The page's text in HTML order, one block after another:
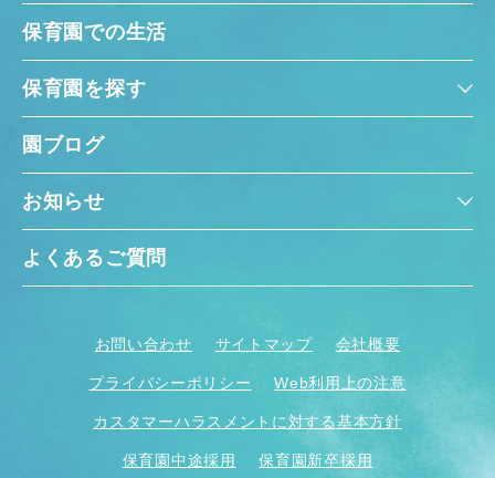
保育園での生活
保育園を探す
園ブログ
お知らせ
よくあるご質問
お問い合わせ サイトマップ 会社概要
プライバシーポリシー Web利用上の注意
カスタマーハラスメントに対する基本方針
保育園中途採用 保育園新卒採用